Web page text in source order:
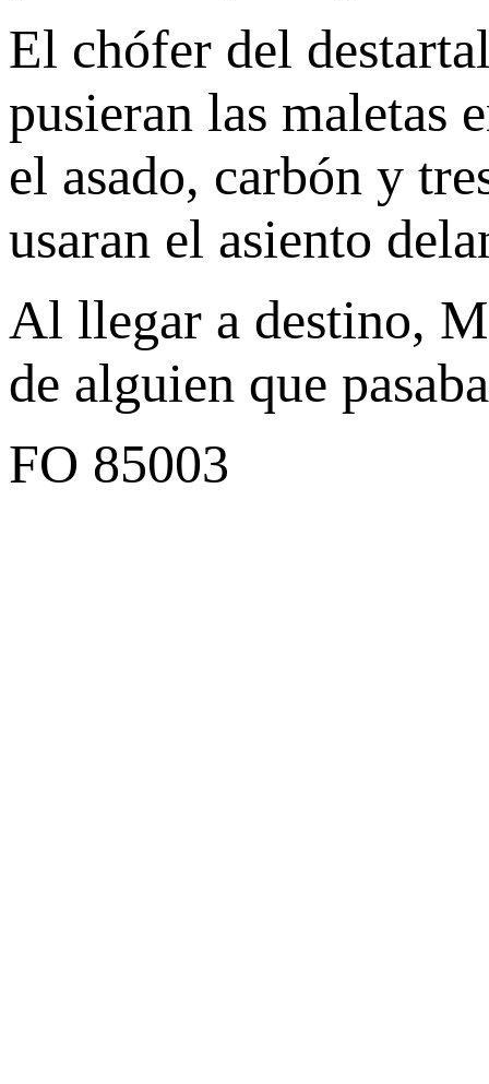
El chófer del
pusieran las maletas
el asado, carbón y
usaran el asiento
Al llegar a destino,
de alguien que
FO 85003